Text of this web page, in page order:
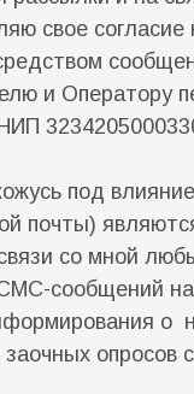
свое согласие
и Оператору
под
почты)
со мной
сообщений
о
опросов